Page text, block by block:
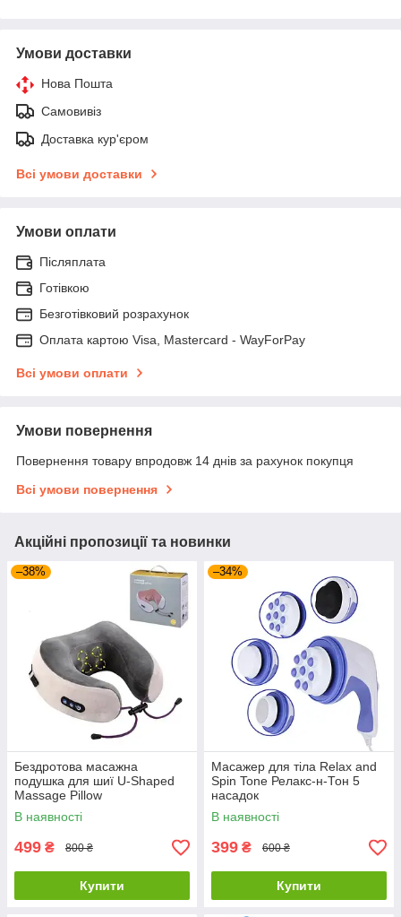
Умови доставки
Нова Пошта
Самовивіз
Доставка кур'єром
Всі умови доставки
Умови оплати
Післяплата
Готівкою
Безготівковий розрахунок
Оплата картою Visa, Mastercard - WayForPay
Всі умови оплати
Умови повернення
Повернення товару впродовж 14 днів за рахунок покупця
Всі умови повернення
Акційні пропозиції та новинки
–38%
Бездротова масажна
подушка для шиї U-Shaped
Massage Pillow
В наявності
499 ₴ 800 ₴
Купити
–34%
Масажер для тіла Relax and
Spin Tone Релакс-н-Тон 5
насадок
В наявності
399 ₴ 600 ₴
Купити